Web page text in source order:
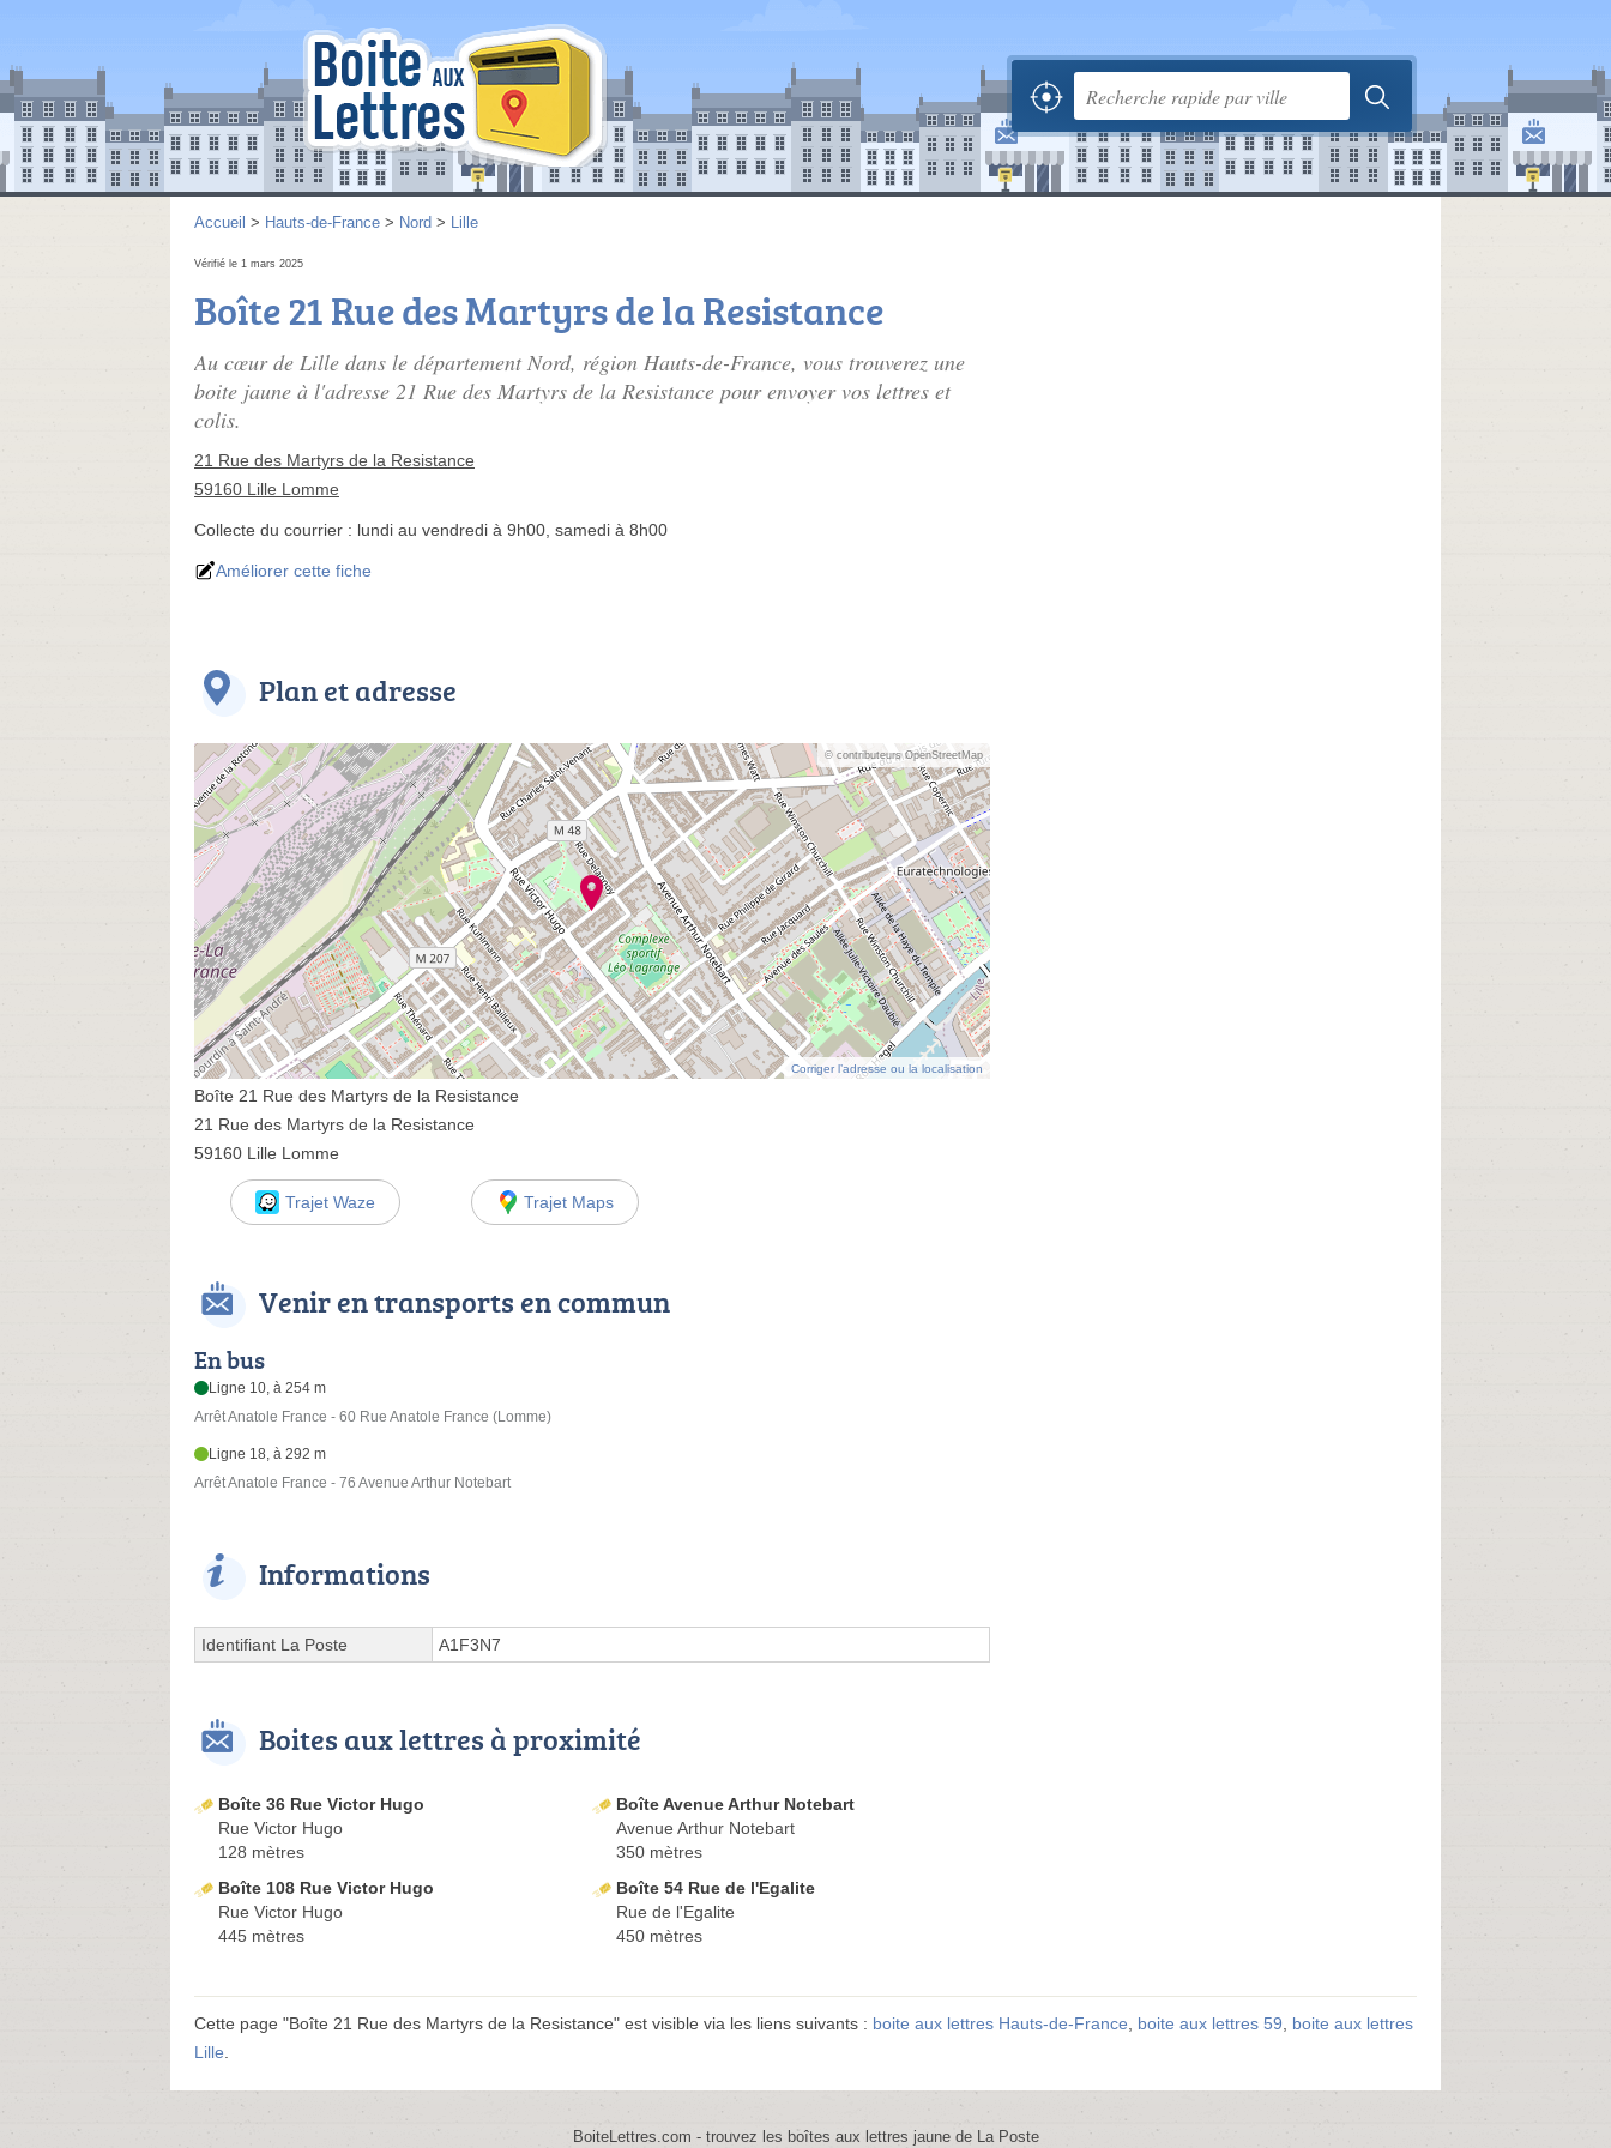
Accueil > Hauts-de-France > Nord > Lille
Vérifié le 1 mars 2025
Boîte 21 Rue des Martyrs de la Resistance
Au cœur de Lille dans le département Nord, région Hauts-de-France, vous trouverez une
boite jaune à l'adresse 21 Rue des Martyrs de la Resistance pour envoyer vos lettres et
colis.
21 Rue des Martyrs de la Resistance
59160 Lille Lomme
Collecte du courrier : lundi au vendredi à 9h00, samedi à 8h00
Améliorer cette fiche
Plan et adresse
© contributeurs OpenStreetMap
Corriger l’adresse ou la localisation
Boîte 21 Rue des Martyrs de la Resistance
21 Rue des Martyrs de la Resistance
59160 Lille Lomme
Trajet Waze Trajet Maps
Venir en transports en commun
En bus
Ligne 10, à 254 m
Arrêt Anatole France - 60 Rue Anatole France (Lomme)
Ligne 18, à 292 m
Arrêt Anatole France - 76 Avenue Arthur Notebart
Informations
Identifiant La Poste A1F3N7
Boites aux lettres à proximité
Boîte 36 Rue Victor Hugo
Rue Victor Hugo
128 mètres
Boîte Avenue Arthur Notebart
Avenue Arthur Notebart
350 mètres
Boîte 108 Rue Victor Hugo
Rue Victor Hugo
445 mètres
Boîte 54 Rue de l'Egalite
Rue de l'Egalite
450 mètres
Cette page "Boîte 21 Rue des Martyrs de la Resistance" est visible via les liens suivants : boite aux lettres Hauts-de-France, boite aux lettres 59, boite aux lettres
Lille.
BoiteLettres.com - trouvez les boîtes aux lettres jaune de La Poste